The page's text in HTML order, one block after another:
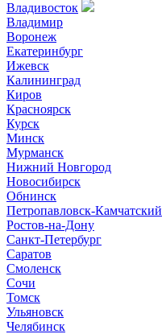
Владивосток
Владимир
Воронеж
Екатеринбург
Ижевск
Калининград
Киров
Красноярск
Курск
Минск
Мурманск
Нижний Новгород
Новосибирск
Обнинск
Петропавловск-Камчатский
Ростов-на-Дону
Санкт-Петербург
Саратов
Смоленск
Сочи
Томск
Ульяновск
Челябинск